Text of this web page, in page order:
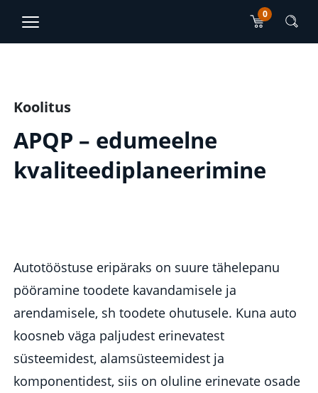
0
Peamise sisu sektsioon
Koolitus
APQP – edumeelne
kvaliteediplaneerimine
Autotööstuse eripäraks on suure tähelepanu
pööramine toodete kavandamisele ja
arendamisele, sh toodete ohutusele. Kuna auto
koosneb väga paljudest erinevatest
süsteemidest, alamsüsteemidest ja
komponentidest, siis on oluline erinevate osade